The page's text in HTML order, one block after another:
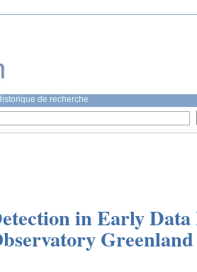
de recherche
in Early
Greenland